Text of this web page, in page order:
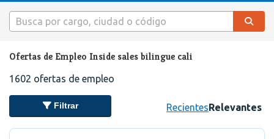
Ofertas de Empleo Inside sales bilingue cali
1602 ofertas de empleo
Filtrar RecientesRelevantes